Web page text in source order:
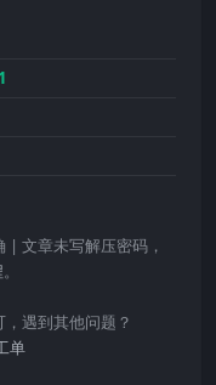
| 文章未写解压密码，
。
遇到其他问题？
单